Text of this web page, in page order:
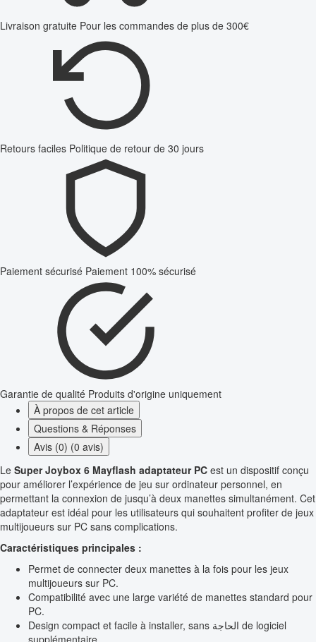
Livraison gratuite Pour les commandes de plus de 300€
Retours faciles Politique de retour de 30 jours
Paiement sécurisé Paiement 100% sécurisé
Garantie de qualité Produits d'origine uniquement
À propos de cet article
Questions & Réponses
Avis (0) (0 avis)
Le Super Joybox 6 Mayflash adaptateur PC est un dispositif conçu
pour améliorer l’expérience de jeu sur ordinateur personnel, en
permettant la connexion de jusqu’à deux manettes simultanément. Cet
adaptateur est idéal pour les utilisateurs qui souhaitent profiter de jeux
multijoueurs sur PC sans complications.
Caractéristiques principales :
Permet de connecter deux manettes à la fois pour les jeux
multijoueurs sur PC.
Compatibilité avec une large variété de manettes standard pour
PC.
Design compact et facile à installer, sans الحاجة de logiciel
supplémentaire.